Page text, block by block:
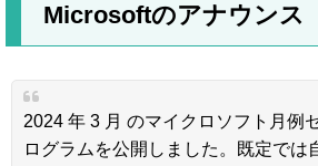
Microsoftのアナウンス
2024 年 3 月 のマイクロソフト月例
ログラムを公開しました。既定では